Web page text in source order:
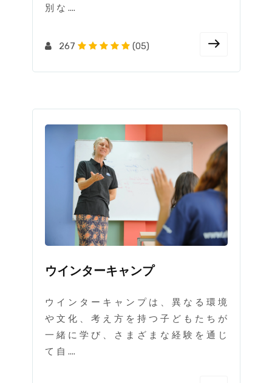
別 な ....
267 (05)
ウインターキャンプ
ウ イ ン タ ー キ ャ ン プ は 、 異 な る 環 境
や 文 化 、 考 え 方 を 持 つ 子 ど も た ち が
一 緒 に 学 び 、 さ ま ざ ま な 経 験 を 通 じ
て 自 ....